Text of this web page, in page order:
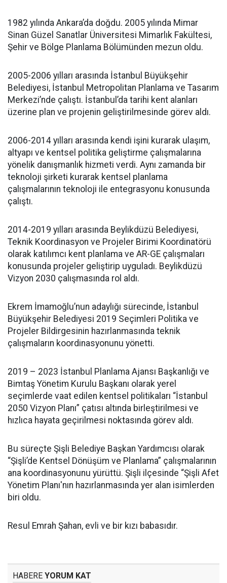
1982 yılında Ankara’da doğdu. 2005 yılında Mimar
Sinan Güzel Sanatlar Üniversitesi Mimarlık Fakültesi,
Şehir ve Bölge Planlama Bölümünden mezun oldu.
2005-2006 yılları arasında İstanbul Büyükşehir
Belediyesi, İstanbul Metropolitan Planlama ve Tasarım
Merkezi’nde çalıştı. İstanbul’da tarihi kent alanları
üzerine plan ve projenin geliştirilmesinde görev aldı.
2006-2014 yılları arasında kendi işini kurarak ulaşım,
altyapı ve kentsel politika geliştirme çalışmalarına
yönelik danışmanlık hizmeti verdi. Aynı zamanda bir
teknoloji şirketi kurarak kentsel planlama
çalışmalarının teknoloji ile entegrasyonu konusunda
çalıştı.
2014-2019 yılları arasında Beylikdüzü Belediyesi,
Teknik Koordinasyon ve Projeler Birimi Koordinatörü
olarak katılımcı kent planlama ve AR-GE çalışmaları
konusunda projeler geliştirip uyguladı. Beylikdüzü
Vizyon 2030 çalışmasında rol aldı.
Ekrem İmamoğlu’nun adaylığı sürecinde, İstanbul
Büyükşehir Belediyesi 2019 Seçimleri Politika ve
Projeler Bildirgesinin hazırlanmasında teknik
çalışmaların koordinasyonunu yönetti.
2019 – 2023 İstanbul Planlama Ajansı Başkanlığı ve
Bimtaş Yönetim Kurulu Başkanı olarak yerel
seçimlerde vaat edilen kentsel politikaları “İstanbul
2050 Vizyon Planı” çatısı altında birleştirilmesi ve
hızlıca hayata geçirilmesi noktasında görev aldı.
Bu süreçte Şişli Belediye Başkan Yardımcısı olarak
“Şişli’de Kentsel Dönüşüm ve Planlama” çalışmalarının
ana koordinasyonunu yürüttü. Şişli ilçesinde “Şişli Afet
Yönetim Planı'nın hazırlanmasında yer alan isimlerden
biri oldu.
Resul Emrah Şahan, evli ve bir kızı babasıdır.
HABERE YORUM KAT